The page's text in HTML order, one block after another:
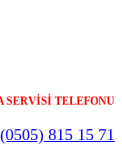
SERVİSİ TELEFONU
815 15 71